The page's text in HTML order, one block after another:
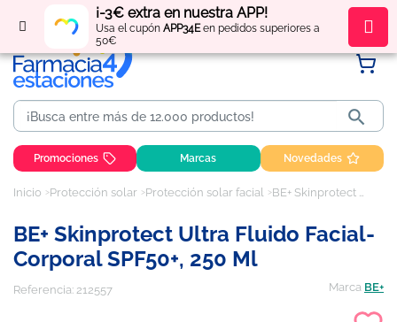
¡-3€ extra en nuestra APP!
Usa el cupón APP34Een pedidos superiores a
50€
Regístratey obténpuntos por tus compras

Promociones Marcas Novedades
Inicio Protección solar Protección solar facial BE+ Skinprotect Ultra Fluido Facial-Corporal SPF50+, 250 ml
BE+ Skinprotect Ultra Fluido Facial-
Corporal SPF50+, 250 Ml
Referencia: 212557 Marca BE+